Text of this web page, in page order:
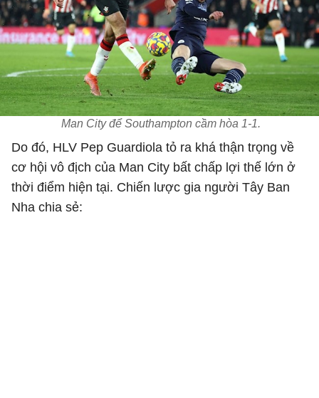
Man City để Southampton cầm hòa 1-1.
Do đó, HLV Pep Guardiola tỏ ra khá thận trọng về
cơ hội vô địch của Man City bất chấp lợi thế lớn ở
thời điểm hiện tại. Chiến lược gia người Tây Ban
Nha chia sẻ: